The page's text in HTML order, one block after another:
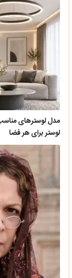
مدل لوسترهای
لوستر برای هر فضا